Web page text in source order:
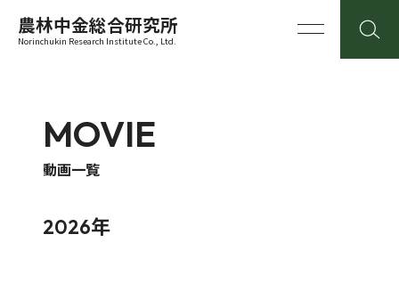
農林中金総合研究所
Norinchukin Research Institute Co., Ltd.
MOVIE
動画一覧
2026年